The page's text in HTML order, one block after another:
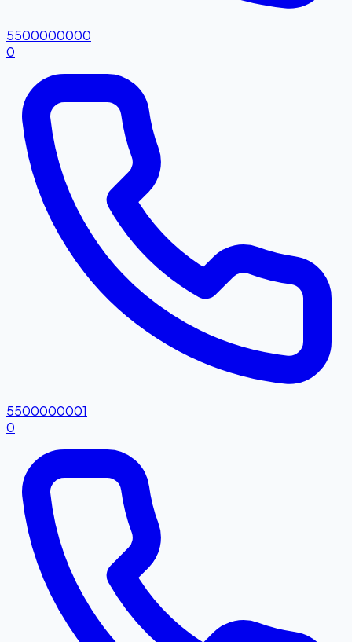
5500000000
0
5500000001
0